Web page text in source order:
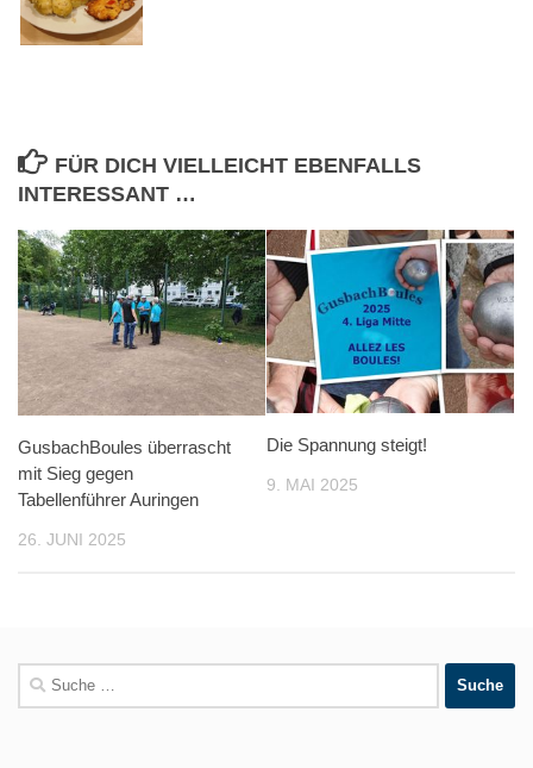
FÜR DICH VIELLEICHT EBENFALLS
INTERESSANT …
GusbachBoules überrascht
mit Sieg gegen
Tabellenführer Auringen
26. JUNI 2025
Die Spannung steigt!
9. MAI 2025
Suche
nach: